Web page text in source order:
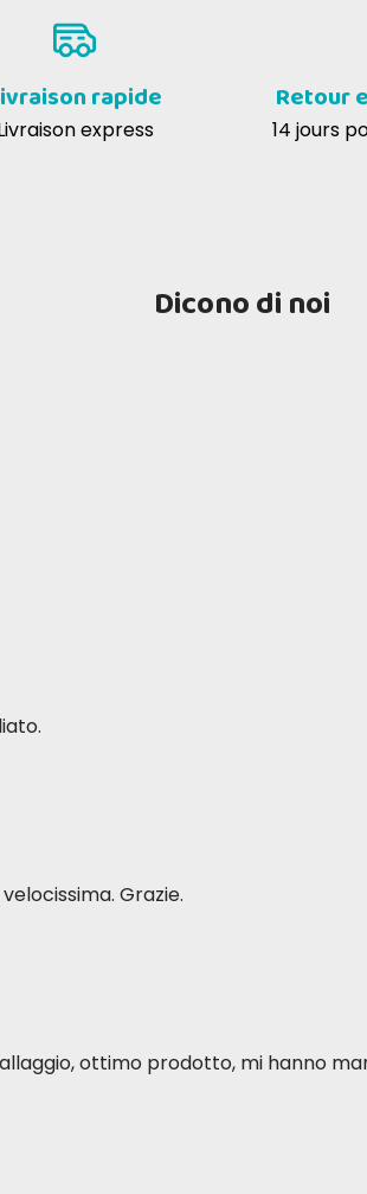
BRUN ET CANNEBERGES
BRUN ET GOJI
BRUN ET GINKGO BILOBA
RICE AND COCONUT
rapide
express
Retour
14 jours
Dicono di noi
Grazie.
ottimo prodotto, mi hanno